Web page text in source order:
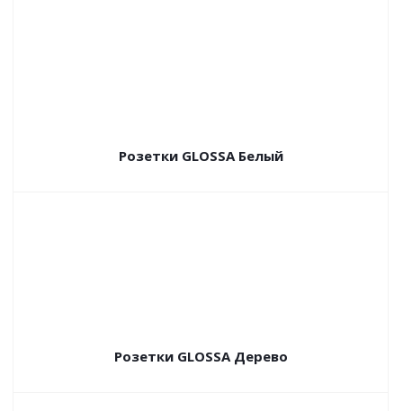
Розетки GLOSSA Белый
Розетки GLOSSA Дерево